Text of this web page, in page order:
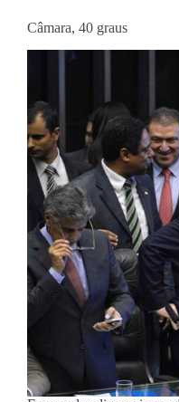
Câmara, 40 graus